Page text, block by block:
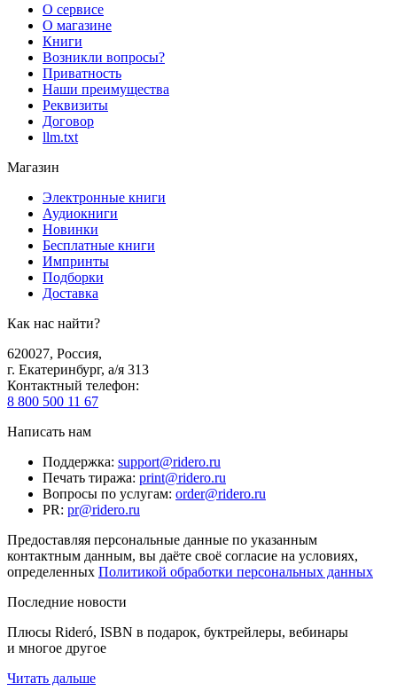
О сервисе
О магазине
Книги
Возникли вопросы?
Приватность
Наши преимущества
Реквизиты
Договор
llm.txt
Магазин
Электронные книги
Аудиокниги
Новинки
Бесплатные книги
Импринты
Подборки
Доставка
Как нас найти?
620027, Россия,
г. Екатеринбург, а/я 313
Контактный телефон:
8 800 500 11 67
Написать нам
Поддержка: support@ridero.ru
Печать тиража: print@ridero.ru
Вопросы по услугам: order@ridero.ru
PR: pr@ridero.ru
Предоставляя персональные данные по указанным
контактным данным, вы даёте своё согласие на условиях,
определенных Политикой обработки персональных данных
Последние новости
Плюсы Rideró, ISBN в подарок, буктрейлеры, вебинары
и многое другое
Читать дальше